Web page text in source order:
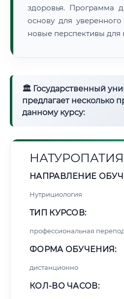
здоровья. Программа
основу для уверенного
новые перспективы для
🏛 Государственный
предлагает несколько
данному курсу:
НАТУРОПАТИЯ
НАПРАВЛЕНИЕ
Нутрициология
ТИП КУРСОВ:
профессиональная
ФОРМА ОБУЧЕНИЯ:
дистанционно
КОЛ-ВО ЧАСОВ: